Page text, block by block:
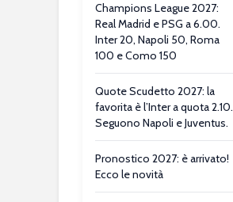
Champions League 2027:
Real Madrid e PSG a 6.00.
Inter 20, Napoli 50, Roma
100 e Como 150
Quote Scudetto 2027: la
favorita è l’Inter a quota 2.10.
Seguono Napoli e Juventus.
Pronostico 2027: è arrivato!
Ecco le novità